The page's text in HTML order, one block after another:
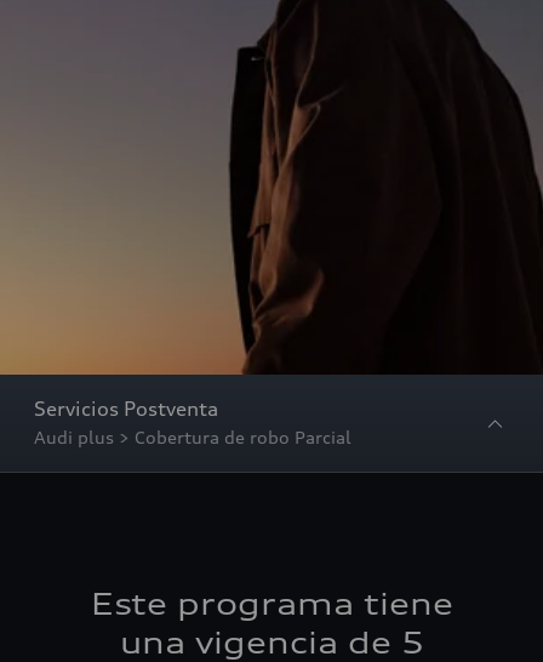
Servicios Postventa
Audi plus > Cobertura de robo Parcial
Este programa tiene
una vigencia de 5